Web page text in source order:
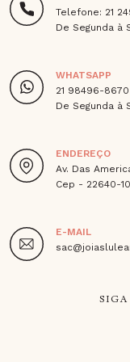
Telefone: 21
De Segunda à
WHATSAPP
21 98496-8670
De Segunda à
ENDEREÇO
Av. Das
Cep - 22640-
E-MAIL